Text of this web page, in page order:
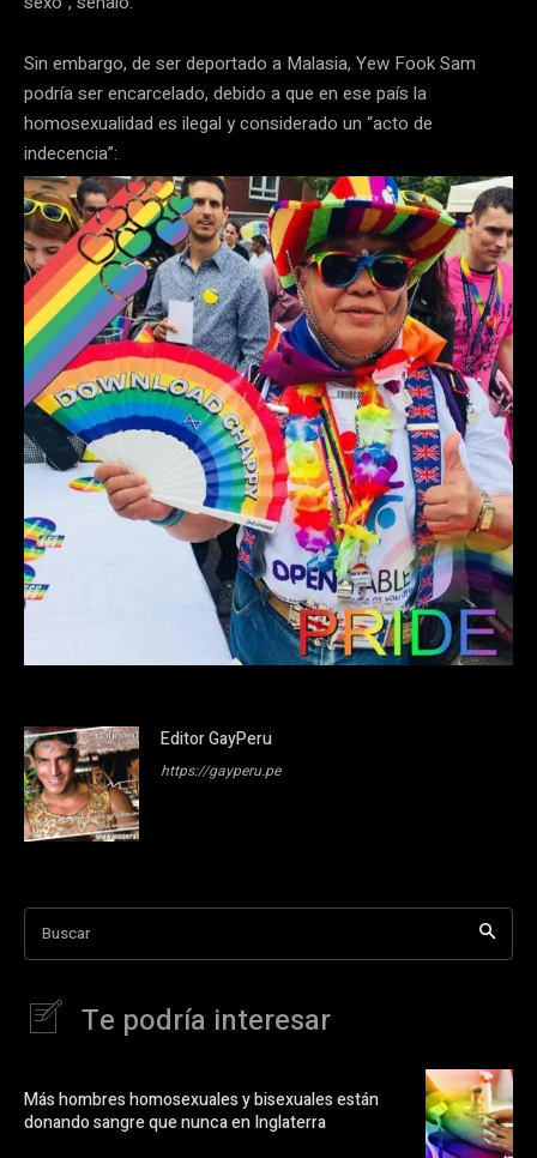
Sin embargo, de ser deportado a Malasia, Yew Fook Sam
podría ser encarcelado, debido a que en ese país la
homosexualidad es ilegal y considerado un “acto de
indecencia”:
Editor GayPeru
https://gayperu.pe
Buscar
Te podría interesar
Más hombres homosexuales y bisexuales están
donando sangre que nunca en Inglaterra